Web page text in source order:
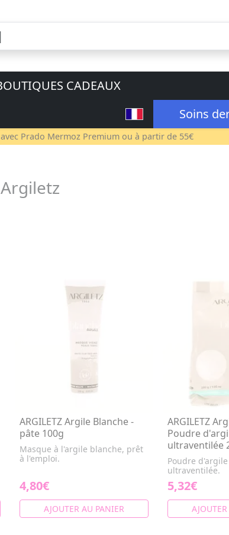
CADEAUX
Soins
Prado Mermoz Premium ou à partir de 55€
ARGILETZ Argile Blanche -
pâte 100g
Masque à l'argile blanche, prêt
à l'emploi.
4,80€
AJOUTER AU PANIER
ARGILETZ
Poudre
ultraventilée
Poudre
ultraventilée.
5,32€